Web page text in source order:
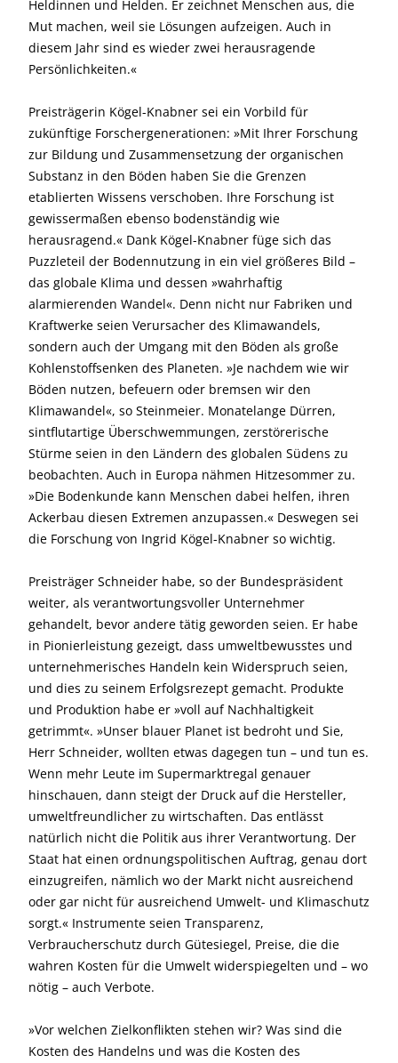
Heldinnen und Helden. Er zeichnet Menschen aus, die
Mut machen, weil sie Lösungen aufzeigen. Auch in
diesem Jahr sind es wieder zwei herausragende
Persönlichkeiten.«
Preisträgerin Kögel-Knabner sei ein Vorbild für
zukünftige Forschergenerationen: »Mit Ihrer Forschung
zur Bildung und Zusammensetzung der organischen
Substanz in den Böden haben Sie die Grenzen
etablierten Wissens verschoben. Ihre Forschung ist
gewissermaßen ebenso bodenständig wie
herausragend.« Dank Kögel-Knabner füge sich das
Puzzleteil der Bodennutzung in ein viel größeres Bild –
das globale Klima und dessen »wahrhaftig
alarmierenden Wandel«. Denn nicht nur Fabriken und
Kraftwerke seien Verursacher des Klimawandels,
sondern auch der Umgang mit den Böden als große
Kohlenstoffsenken des Planeten. »Je nachdem wie wir
Böden nutzen, befeuern oder bremsen wir den
Klimawandel«, so Steinmeier. Monatelange Dürren,
sintflutartige Überschwemmungen, zerstörerische
Stürme seien in den Ländern des globalen Südens zu
beobachten. Auch in Europa nähmen Hitze­sommer zu.
»Die Bodenkunde kann Menschen dabei helfen, ihren
Ackerbau diesen Extremen anzupassen.« Deswegen sei
die Forschung von Ingrid Kögel-Knabner so wichtig.
Preisträger Schneider habe, so der Bundespräsident
weiter, als verantwortungsvoller Unternehmer
gehandelt, bevor andere tätig geworden seien. Er habe
in Pionierleistung gezeigt, dass umweltbewusstes und
unternehmerisches Handeln kein Widerspruch seien,
und dies zu seinem Erfolgsrezept gemacht. Produkte
und Produktion habe er »voll auf Nachhaltigkeit
getrimmt«. »Unser blauer Planet ist bedroht und Sie,
Herr Schneider, wollten etwas dagegen tun – und tun es.
Wenn mehr Leute im Supermarktregal genauer
hinschauen, dann steigt der Druck auf die Hersteller,
umweltfreundlicher zu wirtschaften. Das entlässt
natürlich nicht die Politik aus ihrer Verantwortung. Der
Staat hat einen ordnungspolitischen Auftrag, genau dort
einzugreifen, nämlich wo der Markt nicht ausreichend
oder gar nicht für ausreichend Umwelt- und Klimaschutz
sorgt.« Instrumente seien Transparenz,
Verbraucherschutz durch Gütesiegel, Preise, die die
wahren Kosten für die Umwelt widerspiegelten und – wo
nötig – auch Verbote.
»Vor welchen Zielkonflikten stehen wir? Was sind die
Kosten des Handelns und was die Kosten des